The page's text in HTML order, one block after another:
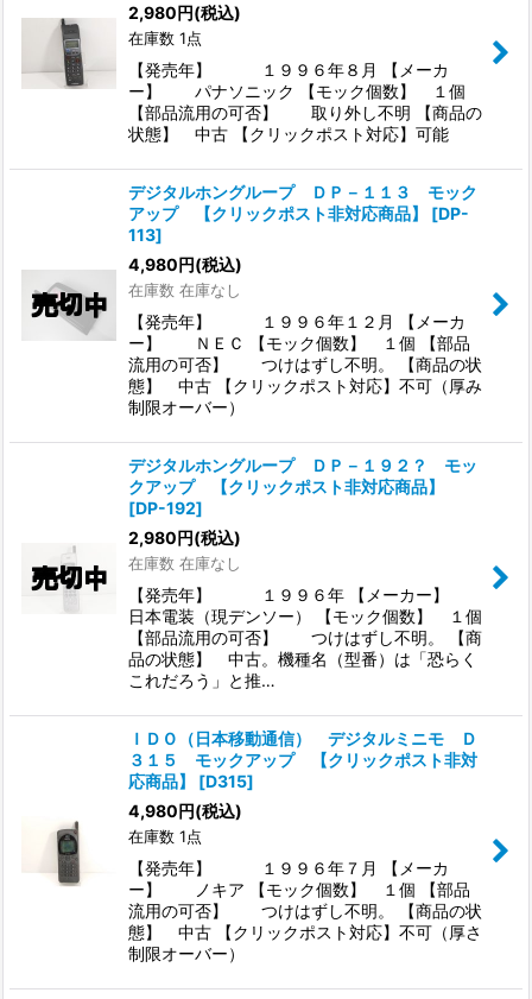
2,980円(税込)
在庫数 1点
【発売年】 １９９６年８月 【メーカ
ー】 パナソニック 【モック個数】 １個
【部品流用の可否】 取り外し不明 【商品の
状態】 中古 【クリックポスト対応】可能
デジタルホングループ ＤＰ－１１３ モック
アップ 【クリックポスト非対応商品】
[DP-
113]
4,980円(税込)
在庫数 在庫なし
【発売年】 １９９６年１２月 【メーカ
ー】 ＮＥＣ 【モック個数】 １個 【部品
流用の可否】 つけはずし不明。 【商品の状
態】 中古 【クリックポスト対応】不可（厚み
制限オーバー）
デジタルホングループ ＤＰ－１９２？ モッ
クアップ 【クリックポスト非対応商品】
[DP-192]
2,980円(税込)
在庫数 在庫なし
【発売年】 １９９６年 【メーカー】
日本電装（現デンソー） 【モック個数】 １個
【部品流用の可否】 つけはずし不明。 【商
品の状態】 中古。機種名（型番）は「恐らく
これだろう」と推…
ＩＤＯ（日本移動通信） デジタルミニモ Ｄ
３１５ モックアップ 【クリックポスト非対
応商品】
[D315]
4,980円(税込)
在庫数 1点
【発売年】 １９９６年７月 【メーカ
ー】 ノキア 【モック個数】 １個 【部品
流用の可否】 つけはずし不明。 【商品の状
態】 中古 【クリックポスト対応】不可（厚さ
制限オーバー）